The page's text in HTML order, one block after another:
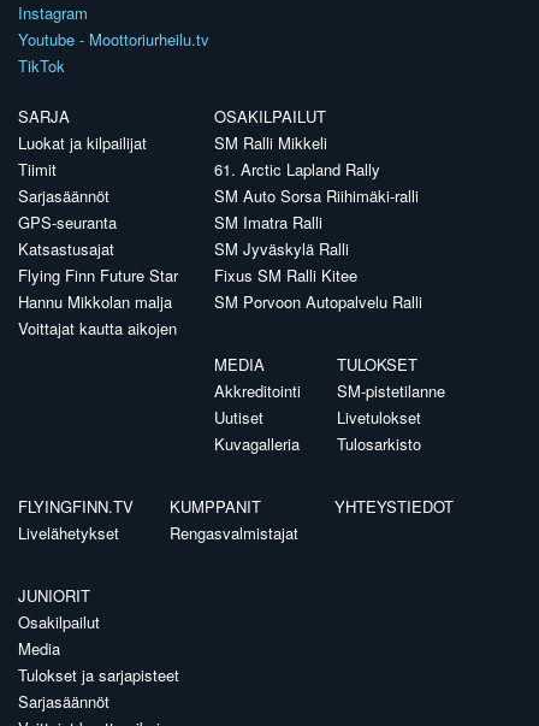
Instagram
Youtube - Moottoriurheilu.tv
TikTok
SARJA
Luokat ja kilpailijat
Tiimit
Sarjasäännöt
GPS-seuranta
Katsastusajat
Flying Finn Future Star
Hannu Mikkolan malja
Voittajat kautta aikojen
OSAKILPAILUT
SM Ralli Mikkeli
61. Arctic Lapland Rally
SM Auto Sorsa Riihimäki-ralli
SM Imatra Ralli
SM Jyväskylä Ralli
Fixus SM Ralli Kitee
SM Porvoon Autopalvelu Ralli
MEDIA
Akkreditointi
Uutiset
Kuvagalleria
TULOKSET
SM-pistetilanne
Livetulokset
Tulosarkisto
FLYINGFINN.TV
Livelähetykset
KUMPPANIT
Rengasvalmistajat
YHTEYSTIEDOT
JUNIORIT
Osakilpailut
Media
Tulokset ja sarjapisteet
Sarjasäännöt